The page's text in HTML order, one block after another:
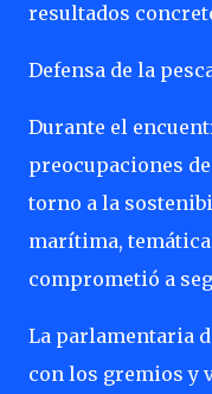
resultados
Defensa de la
Durante el
preocupaciones
torno a la
marítima,
comprometió a
La parlamentaria
con los gremios y